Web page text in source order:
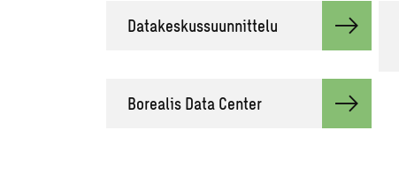
Datakeskussuunnittelu
Borealis Data Center